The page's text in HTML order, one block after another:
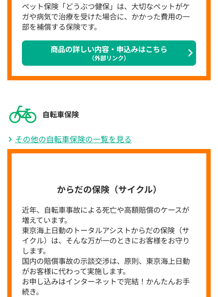
ペット保険「どうぶつ健保」は、大切なペットがケ
ガや病気で治療を受けた場合に、かかった費用の一
部を補償する保険です。
商品の詳しい内容・申込みはこちら
（外部リンク）
自転車保険
その他の自転車保険の一覧を見る
からだの保険（サイクル）
近年、自転車事故による死亡や高額賠償のケースが
増えています。
東京海上日動のトータルアシストからだの保険（サ
イクル）は、そんな万が一のときにお客様をお守り
します。
国内の賠償事故の示談交渉は、原則、東京海上日動
がお客様に代わって実施します。
お申し込みはインターネットで完結！かんたんお手
続き。